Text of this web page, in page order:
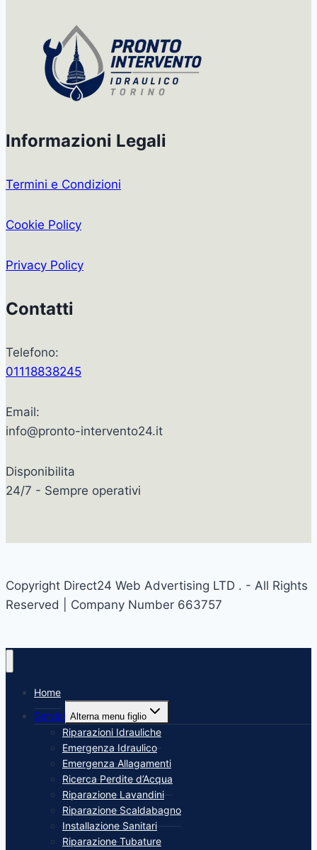
Informazioni Legali
Termini e Condizioni
Cookie Policy
Privacy Policy
Contatti
Telefono:
01118838245
Email:
info@pronto-intervento24.it
Disponibilita
24/7 - Sempre operativi
Copyright Direct24 Web Advertising LTD . - All Rights
Reserved | Company Number 663757
Home
Servizi Alterna menu figlio
Riparazioni Idrauliche
Emergenza Idraulico
Emergenza Allagamenti
Ricerca Perdite d’Acqua
Riparazione Lavandini
Riparazione Scaldabagno
Installazione Sanitari
Riparazione Tubature